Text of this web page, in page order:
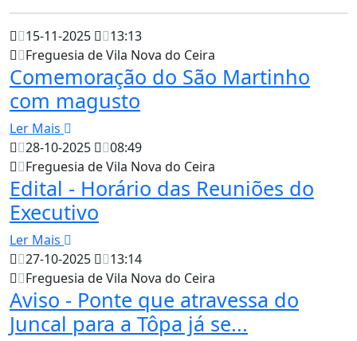
15-11-2025
13:13
Freguesia de Vila Nova do Ceira
Comemoração do São Martinho
com magusto
Ler Mais
28-10-2025
08:49
Freguesia de Vila Nova do Ceira
Edital - Horário das Reuniões do
Executivo
Ler Mais
27-10-2025
13:14
Freguesia de Vila Nova do Ceira
Aviso - Ponte que atravessa do
Juncal para a Tôpa já se...